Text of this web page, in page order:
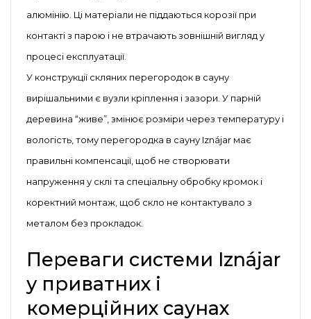
алюмінію. Ці матеріали не піддаються корозії при
контакті з парою і не втрачають зовнішній вигляд у
процесі експлуатації.
У конструкції скляних перегородок в сауну
вирішальними є вузли кріплення і зазори. У парній
деревина “живе”, змінює розміри через температуру і
вологість, тому перегородка в сауну Iznájar має
правильні компенсації, щоб не створювати
напруження у склі та спеціальну обробку кромок і
коректний монтаж, щоб скло не контактувало з
металом без прокладок.
Переваги системи Iznájar
у приватних і
комерційних саунах